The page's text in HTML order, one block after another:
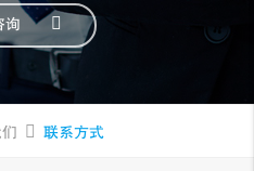
询
联系方式